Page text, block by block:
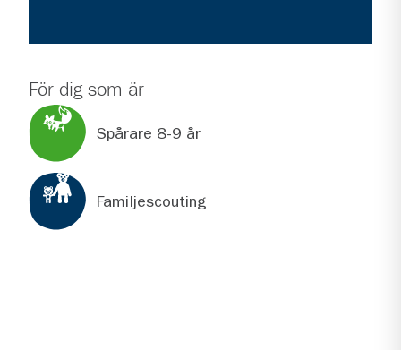
För dig som är
Spårare 8-9 år
Familjescouting